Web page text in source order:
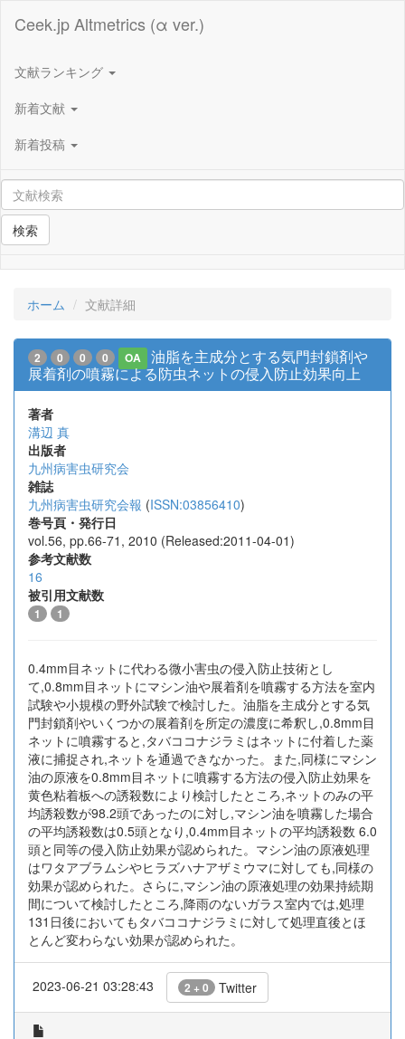
Ceek.jp Altmetrics (α ver.)
文献ランキング
新着文献
新着投稿
検索
ホーム 文献詳細
2 0 0 0 OA
油脂を主成分とする気門封鎖剤や
展着剤の噴霧による防虫ネットの侵入防止効果向上
著者
溝辺 真
出版者
九州病害虫研究会
雑誌
九州病害虫研究会報 (ISSN:03856410)
巻号頁・発行日
vol.56, pp.66-71, 2010 (Released:2011-04-01)
参考文献数
16
被引用文献数
1 1
0.4mm目ネットに代わる微小害虫の侵入防止技術とし
て,0.8mm目ネットにマシン油や展着剤を噴霧する方法を室内
試験や小規模の野外試験で検討した。油脂を主成分とする気
門封鎖剤やいくつかの展着剤を所定の濃度に希釈し,0.8mm目
ネットに噴霧すると,タバココナジラミはネットに付着した薬
液に捕捉され,ネットを通過できなかった。また,同様にマシン
油の原液を0.8mm目ネットに噴霧する方法の侵入防止効果を
黄色粘着板への誘殺数により検討したところ,ネットのみの平
均誘殺数が98.2頭であったのに対し,マシン油を噴霧した場合
の平均誘殺数は0.5頭となり,0.4mm目ネットの平均誘殺数 6.0
頭と同等の侵入防止効果が認められた。マシン油の原液処理
はワタアブラムシやヒラズハナアザミウマに対しても,同様の
効果が認められた。さらに,マシン油の原液処理の効果持続期
間について検討したところ,降雨のないガラス室内では,処理
131日後においてもタバココナジラミに対して処理直後とほ
とんど変わらない効果が認められた。
2023-06-21 03:28:43 2 + 0 Twitter